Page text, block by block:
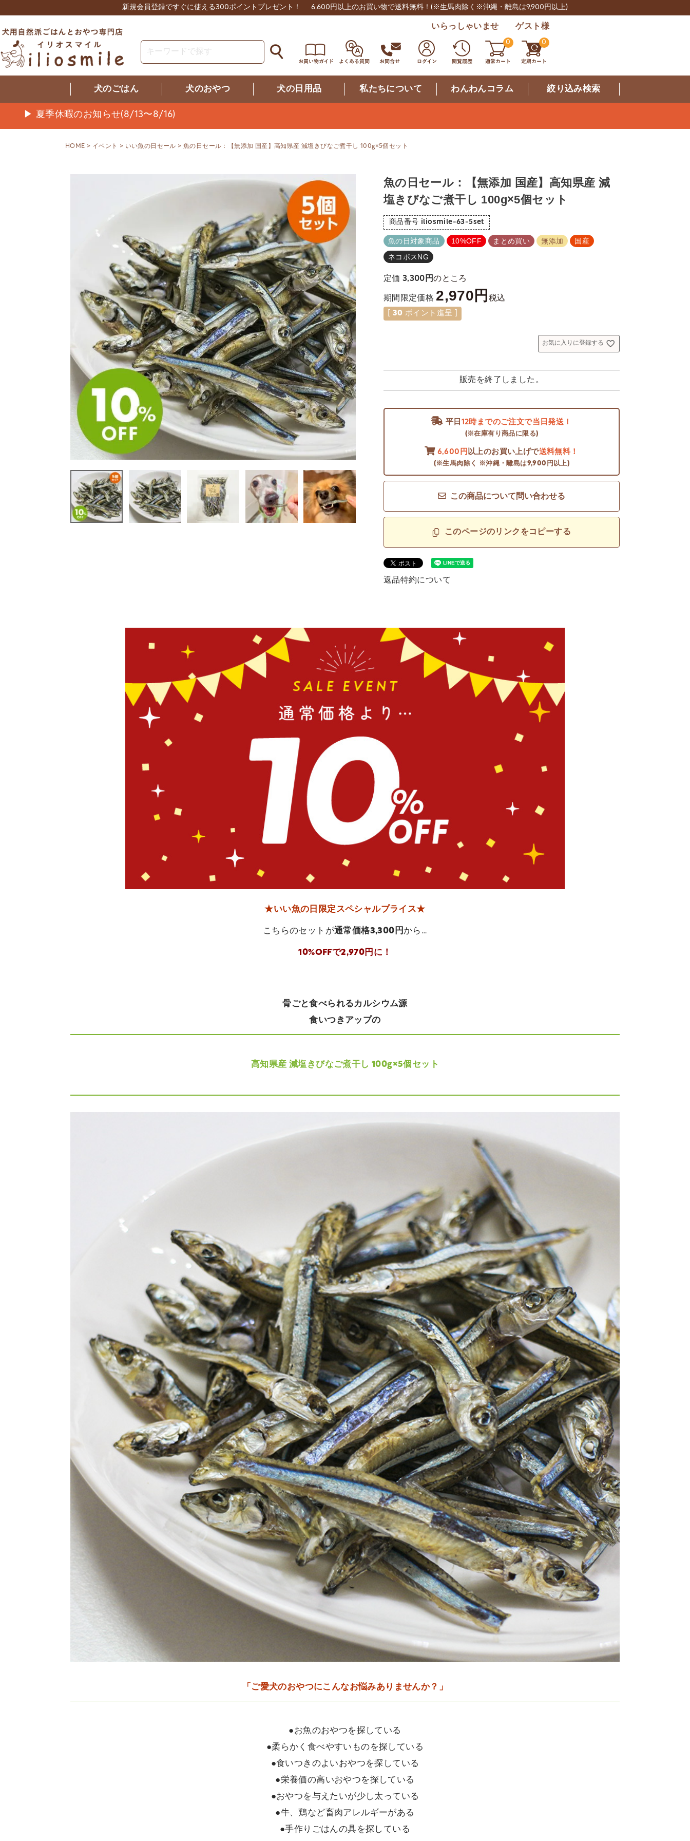
新規会員登録ですぐに使える300ポイントプレゼント！ 6,600円以上のお買い物で送料無料！ (※生馬肉除く※沖縄・離島は9,900円以上)
いらっしゃいませ ゲスト様
0 0
犬のごはん 犬のおやつ 犬の日用品 私たちについて わんわんコラム 絞り込み検索
▶ 夏季休暇のお知らせ(8/13〜8/16)
HOME イベント いい魚の日セール 魚の日セール：【無添加 国産】高知県産 減塩きびなご煮干し 100g×5個セット
魚の日セール：【無添加 国産】高知県産 減
塩きびなご煮干し 100g×5個セット
商品番号 iliosmile-63-5set
魚の日対象商品 10%OFF まとめ買い 無添加
国産
ネコポスNG
定価 3,300 のところ
期間限定価格 2,970 税込
30 ポイント進呈 ]
お気に入りに登録する
販売を終了しました。
平日 12時までのご注文で当日発送！
(※在庫有り商品に限る)
6,600円 以上のお買い上げで送料無料！
(※生馬肉除く ※沖縄・離島は9,900円以上)
この商品について問い合わせる
このページのリンクをコピーする
返品特約について
★いい魚の日限定スペシャルプライス★
こちらのセットが通常価格3,300円 から…
10%OFFで2,970円に！
骨ごと食べられるカルシウム源
食いつきアップの
高知県産 減塩きびなご煮干し 100g×5個セット
「ご愛犬のおやつにこんなお悩みありませんか？」
●お魚のおやつを探している
●柔らかく食べやすいものを探している
●食いつきのよいおやつを探している
●栄養価の高いおやつを探している
●おやつを与えたいが少し太っている
●牛、鶏など畜肉アレルギーがある
●手作りごはんの具を探している